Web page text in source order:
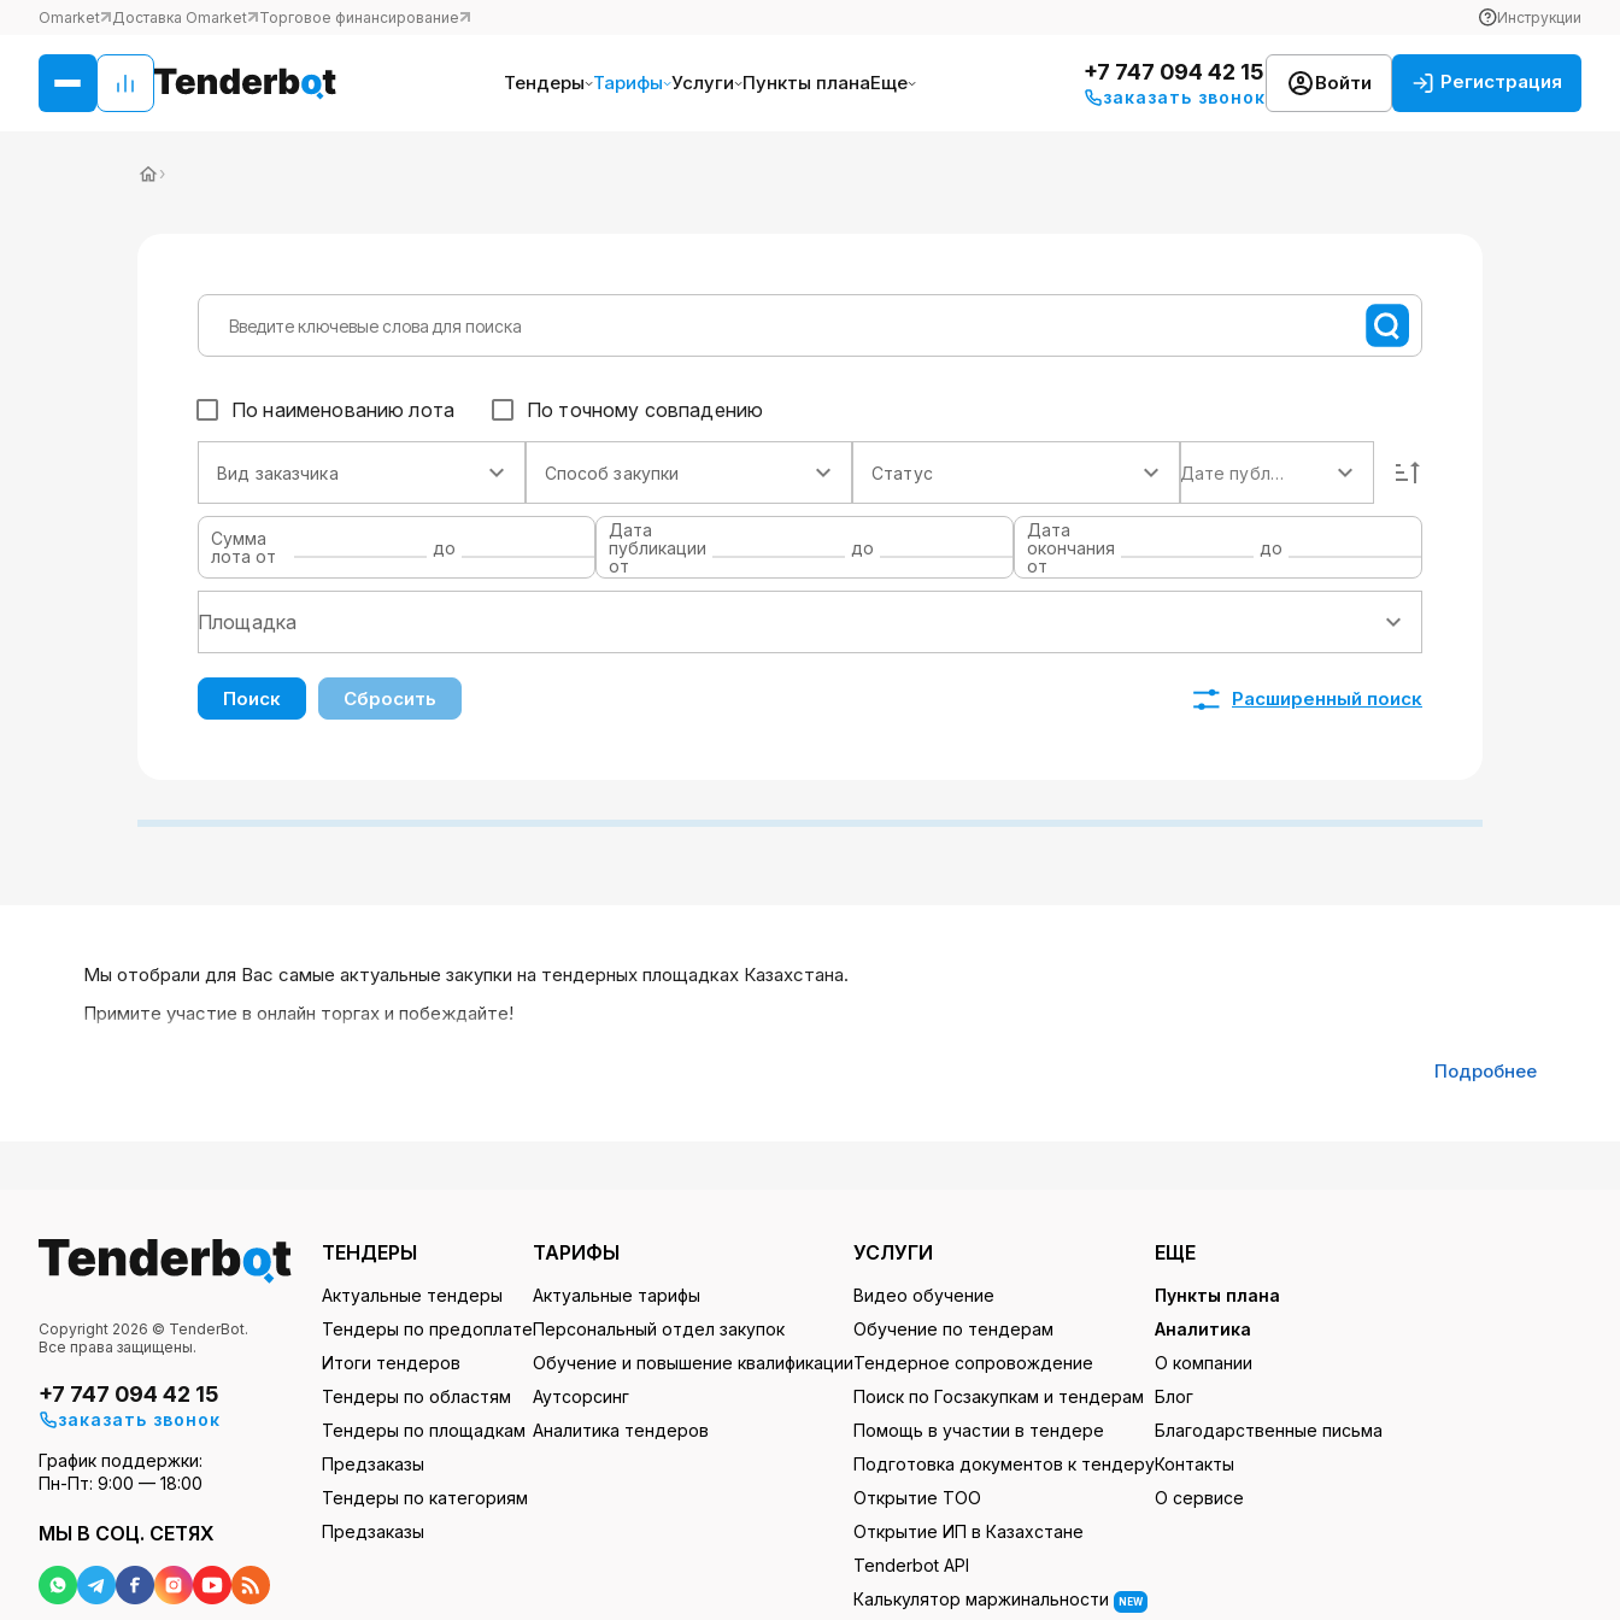
Omarket Доставка Omarket Торговое финансирование Инструкции
Тендеры Тарифы Услуги Пункты планаЕще +7 747 094 42 15
заказать звонок
Войти Регистрация
›
По наименованию лота По точному совпадению
Вид заказчика Способ закупки Статус Дате публикации
Сумма
лота от
до
Дата
публикации
от
до
Дата
окончания
от
до
Поиск Сбросить Расширенный поиск
Мы отобрали для Вас самые актуальные закупки на тендерных площадках Казахстана.
Примите участие в онлайн торгах и побеждайте!
Подробнее
Copyright 2026 © TenderBot.
Все права защищены.
+7 747 094 42 15
заказать звонок
График поддержки:
Пн-Пт: 9:00 — 18:00
МЫ В СОЦ. СЕТЯХ
ТЕНДЕРЫ
Актуальные тендеры
Тендеры по предоплате
Итоги тендеров
Тендеры по областям
Тендеры по площадкам
Предзаказы
Тендеры по категориям
Предзаказы
ТАРИФЫ
Актуальные тарифы
Персональный отдел закупок
Обучение и повышение квалификации
Аутсорсинг
Аналитика тендеров
УСЛУГИ
Видео обучение
Обучение по тендерам
Тендерное сопровождение
Поиск по Госзакупкам и тендерам
Помощь в участии в тендере
Подготовка документов к тендеру
Открытие ТОО
Открытие ИП в Казахстане
Tenderbot API
Калькулятор маржинальности
NEW
ЕЩЕ
Пункты плана
Аналитика
О компании
Блог
Благодарственные письма
Контакты
О сервисе